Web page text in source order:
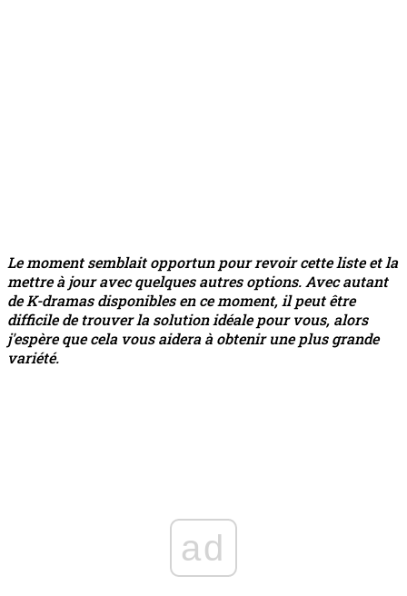
Le moment semblait opportun pour revoir cette liste et la
mettre à jour avec quelques autres options. Avec autant
de K-dramas disponibles en ce moment, il peut être
difficile de trouver la solution idéale pour vous, alors
j'espère que cela vous aidera à obtenir une plus grande
variété.
ad